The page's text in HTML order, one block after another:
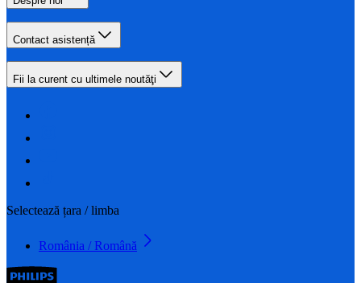
Contact asistență
Fii la curent cu ultimele noutăţi
Selectează țara / limba
România / Română